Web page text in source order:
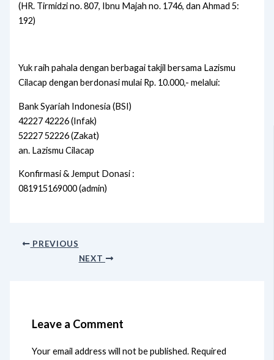
(HR. Tirmidzi no. 807, Ibnu Majah no. 1746, dan Ahmad 5:
192)
Yuk raih pahala dengan berbagai takjil bersama Lazismu
Cilacap dengan berdonasi mulai Rp. 10.000,- melalui:
Bank Syariah Indonesia (BSI)
42227 42226 (Infak)
52227 52226 (Zakat)
an. Lazismu Cilacap
Konfirmasi & Jemput Donasi :
081915169000 (admin)
PREVIOUS
NEXT
Leave a Comment
Your email address will not be published. Required